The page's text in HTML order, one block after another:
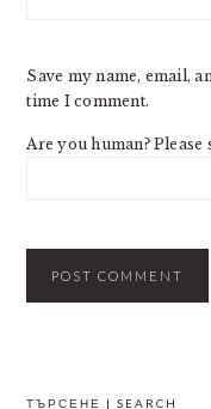
Save my name, email,
time I comment.
Are you human? Please
ТЪРСЕНЕ | SEARCH